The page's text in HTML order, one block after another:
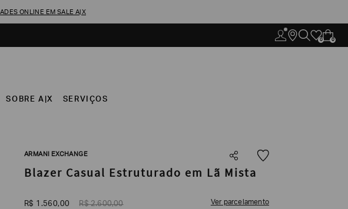
ONLINE EM SALE A|X
0 0
SOBRE A|X SERVIÇOS
ARMANI EXCHANGE
Blazer Casual Estruturado em Lã Mista
R$ 1 .560,00 R$ 2.600,00 Ver parcelamento